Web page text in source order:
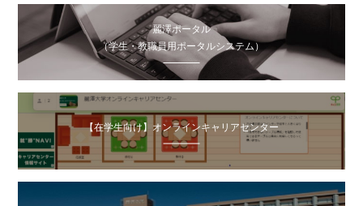
麗澤ポータル
（学生・教職員用ポータルシステム）
【在学生向け】オンラインキャリアセンター